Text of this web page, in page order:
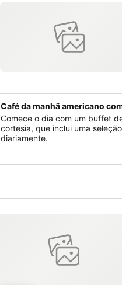
Café da manhã americano
Comece o dia com um buffet
cortesia, que inclui uma
diariamente.